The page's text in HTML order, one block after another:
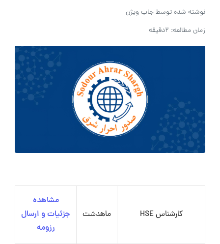
نوشته شده توسطجاب ویژن
زمان مطالعه: 2دقیقه
کارشناس HSE ماهدشت
مشاهده
جزئیات و ارسال
رزومه